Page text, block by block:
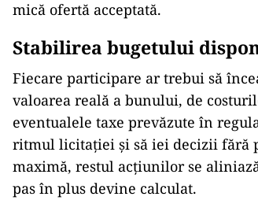
Cunoașterea tipului de
Formatul licitației influențează